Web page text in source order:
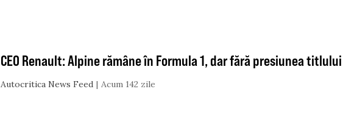
CEO Renault: Alpine rămâne în Formula 1, dar fără presiunea titlului
Autocritica News Feed Acum 142 zile